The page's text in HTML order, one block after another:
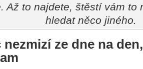
Až to najdete, štěstí vám to
hledat něco jiného.
nezmizí ze dne na